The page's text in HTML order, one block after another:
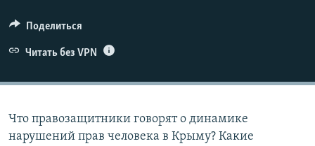
Поделиться
Читать без VPN
Что правозащитники говорят о динамике
нарушений прав человека в Крыму? Какие